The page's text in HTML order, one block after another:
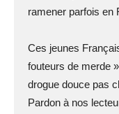
ramener parfois en
Ces jeunes
fouteurs de merde
drogue douce pas
Pardon à nos